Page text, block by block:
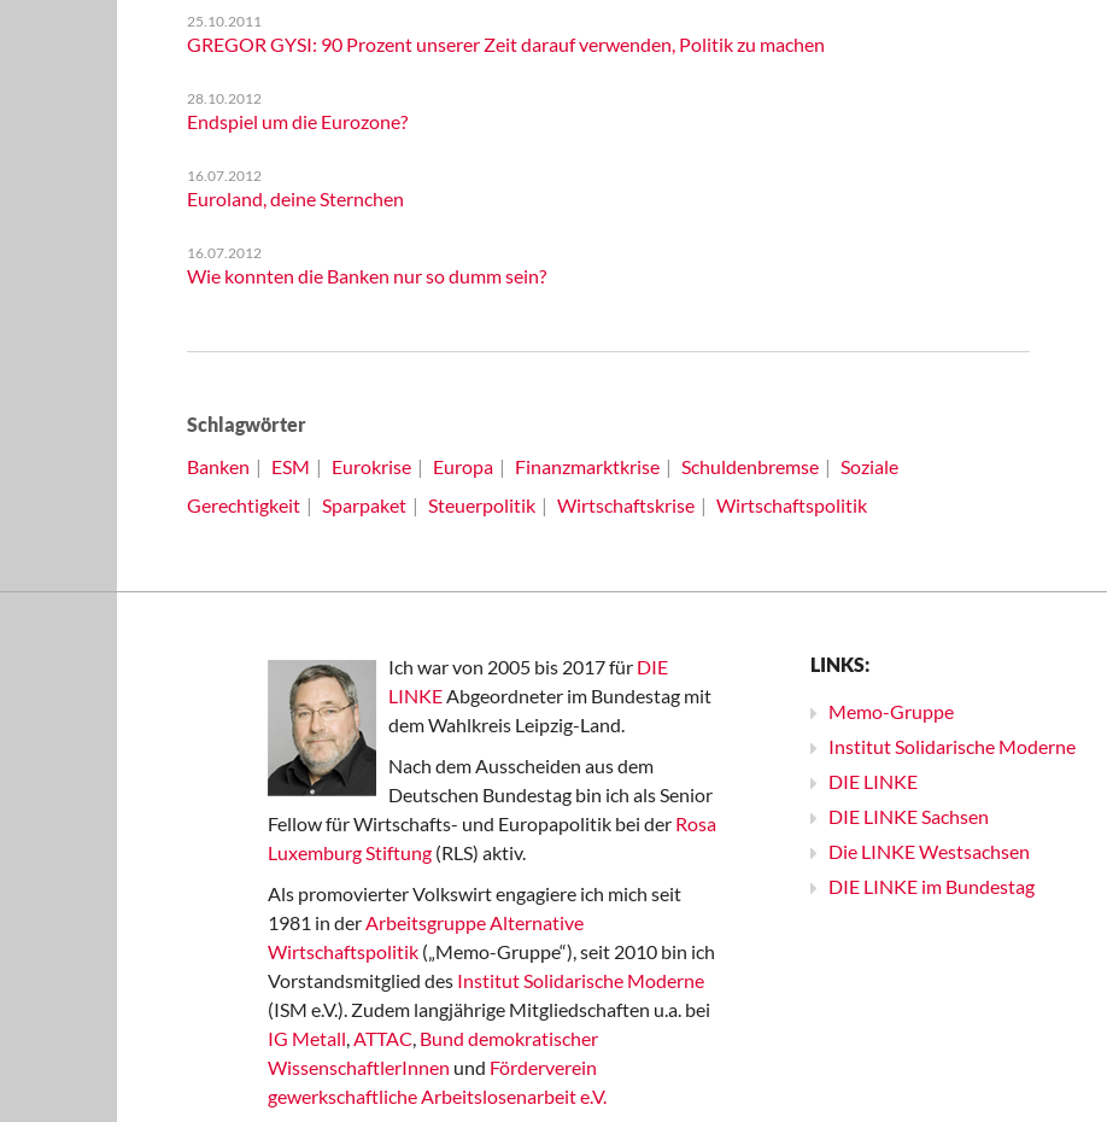
25.10.2011
GREGOR GYSI: 90 Prozent unserer Zeit darauf verwenden, Politik zu machen
28.10.2012
Endspiel um die Eurozone?
16.07.2012
Euroland, deine Sternchen
16.07.2012
Wie konnten die Banken nur so dumm sein?
Schlagwörter
Banken
ESM Eurokrise Europa Finanzmarktkrise Schuldenbremse
Soziale
Gerechtigkeit
Sparpaket Steuerpolitik Wirtschaftskrise Wirtschaftspolitik
Ich war von 2005 bis 2017 für DIE
LINKEAbgeordneter im Bundestag mit
dem Wahlkreis Leipzig-Land.
Nach dem Ausscheiden aus dem
Deutschen Bundestag bin ich als Senior
Fellow für Wirtschafts- und Europapolitik bei der Rosa
Luxemburg Stiftung (RLS) aktiv.
Als promovierter Volkswirt engagiere ich mich seit
1981 in derArbeitsgruppe Alternative
Wirtschaftspolitik („Memo-Gruppe“), seit 2010 bin ich
Vorstandsmitglied des Institut Solidarische Moderne
(ISM e.V.). Zudem langjährige Mitgliedschaften u.a. bei
IG Metall,ATTAC, Bund demokratischer
WissenschaftlerInnen und Förderverein
gewerkschaftliche Arbeitslosenarbeit e.V.
LINKS:
Memo-Gruppe
Institut Solidarische Moderne
DIE LINKE
DIE LINKE Sachsen
Die LINKE Westsachsen
DIE LINKE im Bundestag